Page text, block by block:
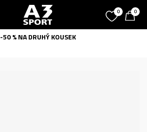
0 0
-50 % NA DRUHÝ KOUSEK